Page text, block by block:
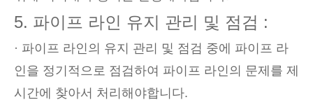
5. 파이프 라인 유지 관리 및 점검 :
· 파이프 라인의 유지 관리 및 점검 중에 파이프 라
인을 정기적으로 점검하여 파이프 라인의 문제를 제
시간에 찾아서 처리해야합니다.